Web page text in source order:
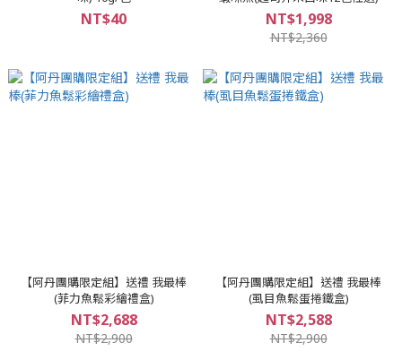
NT$40 NT$1,998
NT$2,360
【阿丹團購限定組】送禮 我最棒
(菲力魚鬆彩繪禮盒)
NT$2,688
NT$2,900
【阿丹團購限定組】送禮 我最棒
(虱目魚鬆蛋捲鐵盒)
NT$2,588
NT$2,900